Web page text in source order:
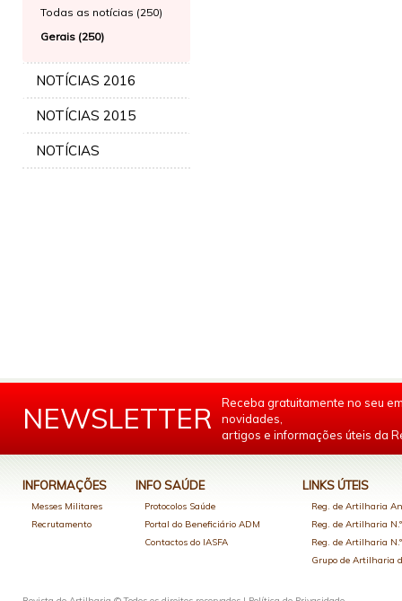
Todas as notícias (250)
Gerais (250)
NOTÍCIAS 2016
NOTÍCIAS 2015
NOTÍCIAS
NEWSLETTER
Receba gratuitamente no seu
novidades,
artigos e informações úteis da
INFORMAÇÕES
Messes Militares
Recrutamento
INFO SAÚDE
Protocolos Saúde
Portal do Beneficiário ADM
Contactos do IASFA
LINKS ÚTEIS
Reg. de Artilharia
Reg. de Artilharia
Reg. de Artilharia
Grupo de Artilharia